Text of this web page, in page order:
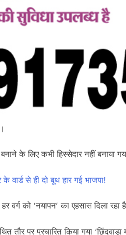
के लिए कभी हिस्सेदार नहीं बनाया
वार्ड से ही दो बूथ हार गई भाजपा!
को ‘नयापन’ का एहसास दिला रहा
पर प्रचारित किया गया ‘छिंदवाड़ा